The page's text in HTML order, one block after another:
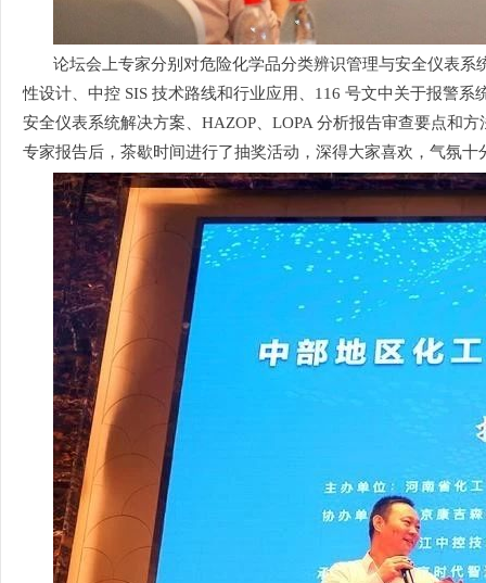
论坛会上专家分别对危险化学品分类辨识管理与安全仪表
性设计、中控 SIS 技术路线和行业应用、116 号文中关于报警
安全仪表系统解决方案、HAZOP、LOPA 分析报告审查要点和
专家报告后，茶歇时间进行了抽奖活动，深得大家喜欢，气氛十